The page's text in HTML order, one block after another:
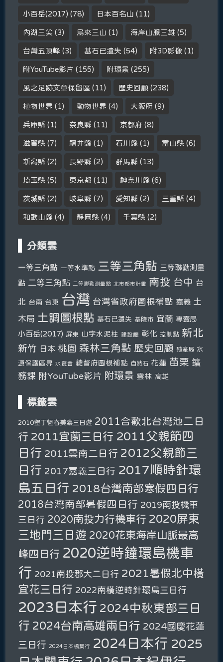
小百岳(2017) (78) 日本百名山 (11)
內湖三尖 (3) 烏來三山 (1) 海岸山脈三雄 (5)
台灣五頂峰 (3) 基石已遺失 (54) 附3D影像 (1)
附YouTube影片 (155) 附環景 (255)
風之足跡文章保留區 (11) 歷史回顧 (238)
植物世界 (1) 動物世界 (4) 大阪府 (9)
兵庫縣 (1) 奈良縣 (11) 京都府 (8)
滋賀縣 (7) 福井縣 (1) 石川縣 (1) 富山縣 (6)
新潟縣 (2) 長野縣 (2) 群馬縣 (13)
埼玉縣 (5) 東京都 (11) 神奈川縣 (6)
茨城縣 (2) 岐阜縣 (7) 愛知縣 (2) 三重縣 (4)
和歌山縣 (4) 靜岡縣 (4) 千葉縣 (2)
分類雲
一等三角點 一等水準點 三等三角點 三等聯勤測量
點 二等三角點 二等聯勤測量點 北市都市計畫 南投 台中 台
北 台南 台東 台灣 台灣省政府圖根補點 嘉義 土
木局 土調圖根點 基石已遺失 基隆市 宜蘭 專賣局
小百岳(2017) 屏東 山字水泥柱 建設廳 彰化 控制點 新北
新竹 日本 桃園 森林三角點 歷史回顧 殖產局
水
源保護區界 水資會 總督府圖根補點 自然石 花蓮 苗栗 鑛
務課 附YouTube影片 附環景 雲林 高雄
標籤雲
2010墾丁恆春美濃三日遊 2011合歡北台灣池二日
行 2011宜蘭三日行 2011父親節四
日行 2011雲南二日行 2012父親節三
日行 2017嘉義三日行 2017順時針環
島五日行 2018台灣南部寒假四日行
2018台灣南部暑假四日行 2019南投機車
三日行 2020南投力行機車行 2020屏東
三地門三日遊 2020花東海岸山脈最高
峰四日行 2020逆時鐘環島機車
行 2021南投郡大二日行 2021暑假北中橫
宜花三日行 2022南橫逆時針環島三日行
2023日本行 2024中秋東部三日
行 2024台南高雄兩日行 2024國慶花蓮
三日行 2024日本楓葉行 2024日本行 2025